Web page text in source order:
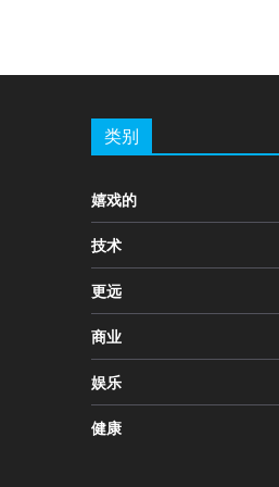
类别
嬉戏的
技术
更远
商业
娱乐
健康